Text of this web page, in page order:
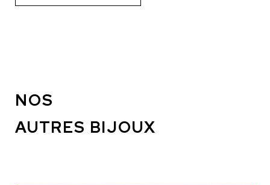
NOS
AUTRES BIJOUX